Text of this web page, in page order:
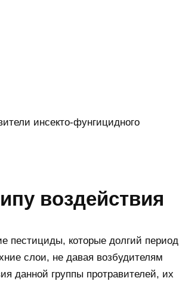
инсекто-фунгицидного
воздействия
пестициды, которые долгий период
слои, не давая возбудителям
данной группы протравителей, их